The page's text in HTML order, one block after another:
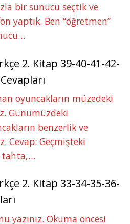
bir sunucu seçtik ve
yaptık. Ben “öğretmen”
2. Kitap 39-40-41-42-
oyuncakların müzedeki
Günümüzdeki
benzerlik ve
Cevap: Geçmişteki
tahta,…
2. Kitap 33-34-35-36-
yazınız. Okuma öncesi